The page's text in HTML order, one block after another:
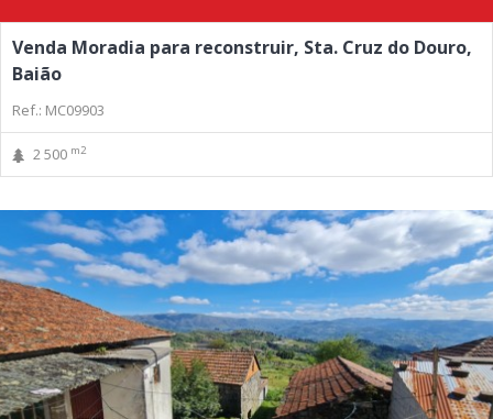
Venda Moradia para reconstruir, Sta. Cruz do Douro,
Baião
Ref.: MC09903
2 500 m2